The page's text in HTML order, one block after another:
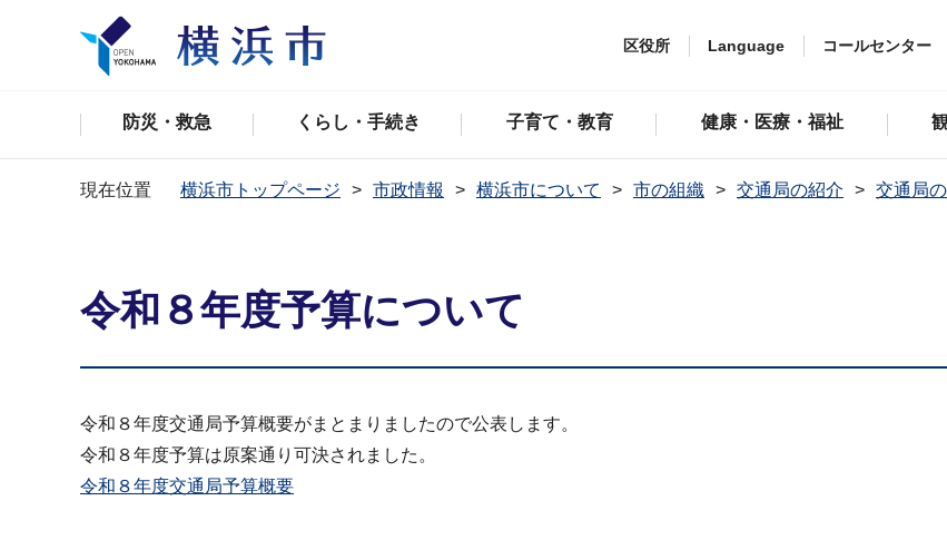
区役所 Language コールセンター
防災・救急 くらし・手続き 子育て・教育 健康・医療・福祉
現在位置 横浜市トップページ 市政情報 横浜市について 市の組織 交通局の紹介 交通局
令和８年度予算について
令和８年度交通局予算概要がまとまりましたので公表します。
令和８年度予算は原案通り可決されました。
令和８年度交通局予算概要